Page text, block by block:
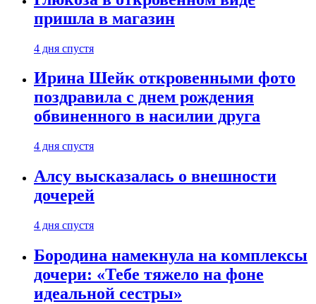
пришла в магазин
4 дня спустя
Ирина Шейк откровенными фото
поздравила с днем рождения
обвиненного в насилии друга
4 дня спустя
Алсу высказалась о внешности
дочерей
4 дня спустя
Бородина намекнула на комплексы
дочери: «Тебе тяжело на фоне
идеальной сестры»